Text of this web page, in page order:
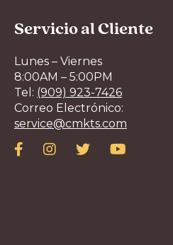
Servicio al Cliente
Lunes – Viernes
8:00AM – 5:00PM
Tel: (909) 923-7426
Correo Electrónico:
service@cmkts.com